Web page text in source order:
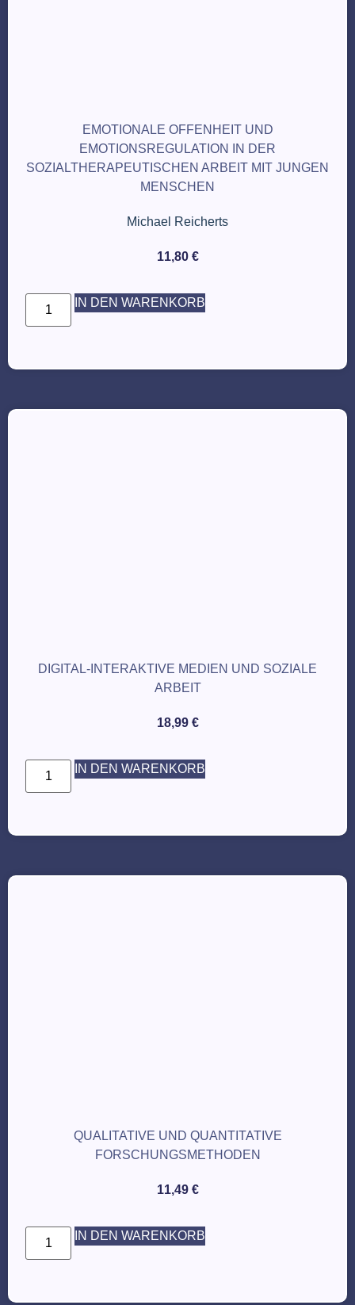
EMOTIONALE OFFENHEIT UND
EMOTIONSREGULATION IN DER
SOZIALTHERAPEUTISCHEN ARBEIT MIT JUNGEN
MENSCHEN
Michael Reicherts
11,80 €
IN DEN WARENKORB
DIGITAL-INTERAKTIVE MEDIEN UND SOZIALE
ARBEIT
18,99 €
IN DEN WARENKORB
QUALITATIVE UND QUANTITATIVE
FORSCHUNGSMETHODEN
11,49 €
IN DEN WARENKORB